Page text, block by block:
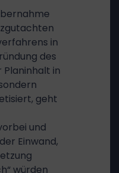
in
des
in
geht
und
Einwand,
würden